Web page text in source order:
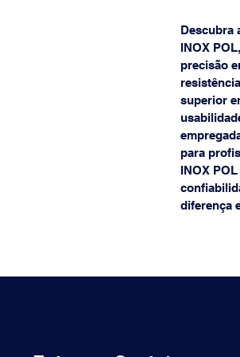
Descubra
INOX
precisão
superior
para
INOX
diferença